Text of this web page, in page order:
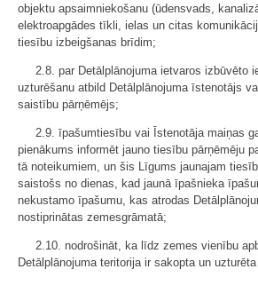
objektu apsaimniekošanu (ūdensvads,
elektroapgādes tīkli, ielas un citas
tiesību izbeigšanas brīdim;
2.8. par Detālplānojuma ietvaros izbūvēto
uzturēšanu atbild Detālplānojuma īstenotājs
saistību pārņēmējs;
2.9. īpašumtiesību vai Īstenotāja maiņas
pienākums informēt jauno tiesību pārņēmēju
tā noteikumiem, un šis Līgums jaunajam
saistošs no dienas, kad jaunā īpašnieka
nekustamo īpašumu, kas atrodas
nostiprinātas zemesgrāmatā;
2.10. nodrošināt, ka līdz zemes vienību
Detālplānojuma teritorija ir sakopta un